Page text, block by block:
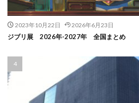
2023年10月22日 2026年6月23日
ジブリ展 2026年-2027年 全国まとめ